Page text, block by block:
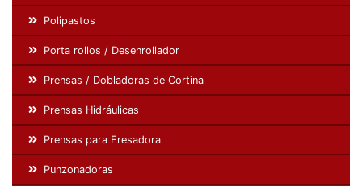
Polipastos
Porta rollos / Desenrollador
Prensas / Dobladoras de Cortina
Prensas Hidráulicas
Prensas para Fresadora
Punzonadoras